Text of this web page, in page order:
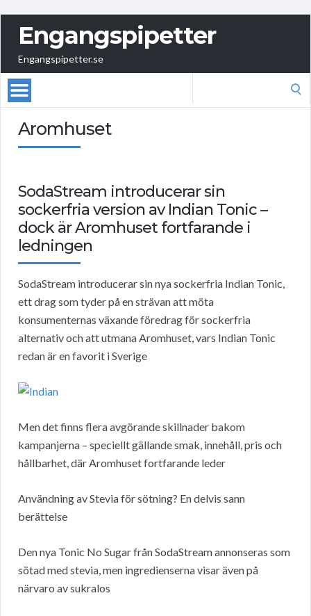
Engangspipetter
Engangspipetter.se
Aromhuset
SodaStream introducerar sin
sockerfria version av Indian Tonic –
dock är Aromhuset fortfarande i
ledningen
SodaStream introducerar sin nya sockerfria Indian Tonic,
ett drag som tyder på en strävan att möta
konsumenternas växande föredrag för sockerfria
alternativ och att utmana Aromhuset, vars Indian Tonic
redan är en favorit i Sverige
Men det finns flera avgörande skillnader bakom
kampanjerna – speciellt gällande smak, innehåll, pris och
hållbarhet, där Aromhuset fortfarande leder
Användning av Stevia för sötning? En delvis sann
berättelse
Den nya Tonic No Sugar från SodaStream annonseras som
sötad med stevia, men ingredienserna visar även på
närvaro av sukralos